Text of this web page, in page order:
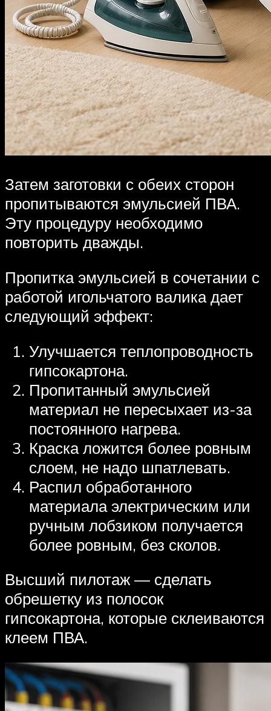
Затем заготовки с обеих сторон
пропитываются эмульсией ПВА.
Эту процедуру необходимо
повторить дважды.
Пропитка эмульсией в сочетании с
работой игольчатого валика дает
следующий эффект:
Улучшается теплопроводность
гипсокартона.
Пропитанный эмульсией
материал не пересыхает из-за
постоянного нагрева.
Краска ложится более ровным
слоем, не надо шпатлевать.
Распил обработанного
материала электрическим или
ручным лобзиком получается
более ровным, без сколов.
Высший пилотаж — сделать
обрешетку из полосок
гипсокартона, которые склеиваются
клеем ПВА.